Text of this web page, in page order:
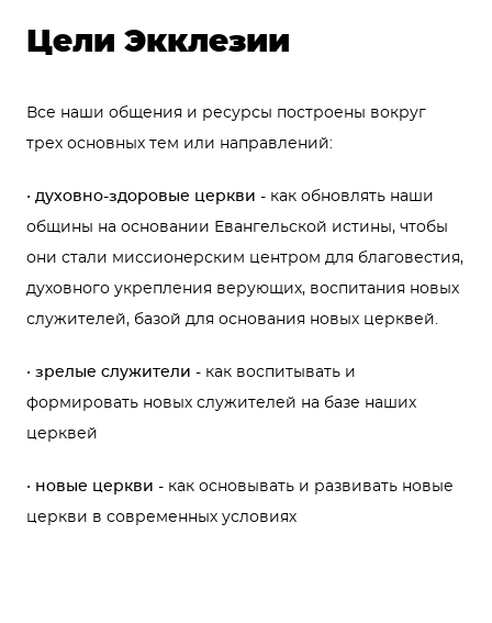
Цели Экклезии
Все наши общения и ресурсы построены вокруг
трех основных тем или направлений:
• духовно-здоровые церкви - как обновлять наши
общины на основании Евангельской истины, чтобы
они стали миссионерским центром для благовестия,
духовного укрепления верующих, воспитания новых
служителей, базой для основания новых церквей.
• зрелые служители - как воспитывать и
формировать новых служителей на базе наших
церквей
• новые церкви - как основывать и развивать новые
церкви в современных условиях